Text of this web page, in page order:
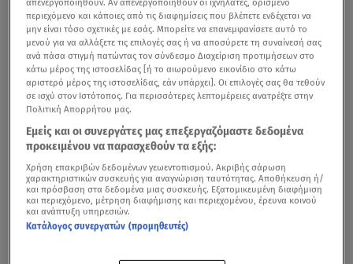
περιεχόμενο και κάποιες από τις διαφημίσεις που βλέπετε ενδέχεται να
μην είναι τόσο σχετικές με εσάς. Μπορείτε να επανεμφανίσετε αυτό το
μενού για να αλλάξετε τις επιλογές σας ή να αποσύρετε τη συναίνεσή σας
ανά πάσα στιγμή πατώντας τον σύνδεσμο Διαχείριση προτιμήσεων στο
κάτω μέρος της ιστοσελίδας [ή το αιωρούμενο εικονίδιο στο κάτω
αριστερό μέρος της ιστοσελίδας, εάν υπάρχει]. Οι επιλογές σας θα τεθούν
σε ισχύ στον Ιστότοπος. Για περισσότερες λεπτομέρειες ανατρέξτε στην
Πολιτική Απορρήτου μας.
Εμείς και οι συνεργάτες μας επεξεργαζόμαστε δεδομένα
προκειμένου να παρασχεθούν τα εξής:
Χρήση επακριβών δεδομένων γεωεντοπισμού. Ακριβής σάρωση
χαρακτηριστικών συσκευής για αναγνώριση ταυτότητας. Αποθήκευση ή/
και πρόσβαση στα δεδομένα μιας συσκευής. Εξατομικευμένη διαφήμιση
και περιεχόμενο, μέτρηση διαφήμισης και περιεχομένου, έρευνα κοινού
και ανάπτυξη υπηρεσιών.
Κατάλογος συνεργατών (προμηθευτές)